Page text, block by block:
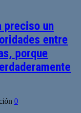
preciso un
entre
porque
0